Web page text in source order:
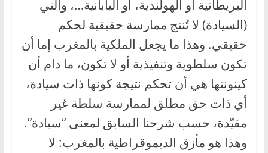
البريطانية أو الهولندية، أو اليابانية…، والتي
(السيادة) لا تُنتج ممارسة حقيقية لحكم
حقيقي. وهذا ما يجعل الملكية بالمغرب إما أن
تكون سلطوية وتنفيذية أو لا تكون، ما دام أن
كينونتها هي أن تحكم نتيجة كونها ذات سيادة،
أي ذات حق مطلق لممارسة سلطة غير
مقيّدة، حسب شرحنا السابق لمعنى “سيادة”.
وهذا هو مأزق الديموقراطية بالمغرب: لا